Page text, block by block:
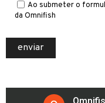
Ao submeter o
da Omnifish